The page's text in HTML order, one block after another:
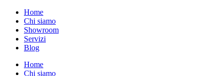
Home
Chi siamo
Showroom
Servizi
Blog
Home
Chi siamo